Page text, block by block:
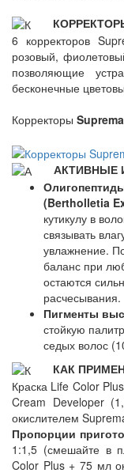
6 корректоров
розовый,
позволяющие
бесконечные
Корректоры
АКТИВНЫЕ
(Bertholletia
кутикулу в
связывать
увлажнение.
баланс при
остаются
расчесывания.
Пигменты
стойкую
седых волос
КАК
Краска Life Color
Cream Developer
окислителем
Пропорции
1:1,5 (смешайте в
Color Plus + 75 мл